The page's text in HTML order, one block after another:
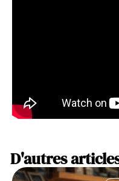
D'autres